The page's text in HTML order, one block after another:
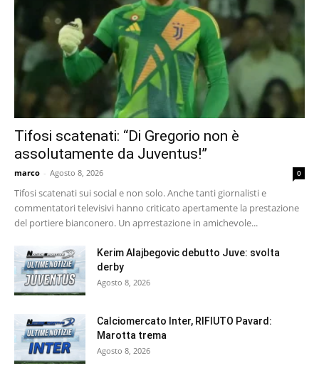
Tifosi scatenati: “Di Gregorio non è
assolutamente da Juventus!”
marco - Agosto 8, 2026 0
Tifosi scatenati sui social e non solo. Anche tanti giornalisti e
commentatori televisivi hanno criticato apertamente la prestazione
del portiere bianconero. Un aprrestazione in amichevole...
Kerim Alajbegovic debutto Juve: svolta
derby
Agosto 8, 2026
Calciomercato Inter, RIFIUTO Pavard:
Marotta trema
Agosto 8, 2026